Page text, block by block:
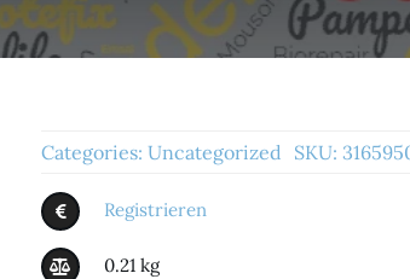
Categories:Uncategorized SKU:
Registrieren
0.21 kg